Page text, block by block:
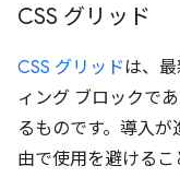
CSS グリッド
CSS グリッドは、
ィング ブロックで
るものです。導入
由で使用を避ける